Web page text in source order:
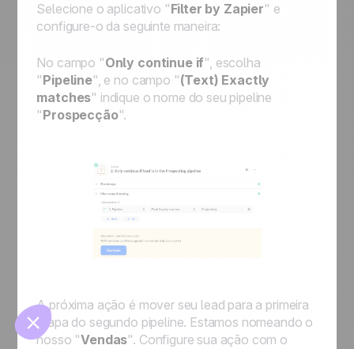
Selecione o aplicativo "Filter by Zapier" e
configure-o da seguinte maneira:
No campo "Only continue if", escolha
"Pipeline", e no campo "(Text) Exactly
matches" indique o nome do seu pipeline
"Prospecção".
A próxima ação é mover seu lead para a primeira
etapa do segundo pipeline. Estamos nomeando o
nosso "Vendas". Configure sua ação com o